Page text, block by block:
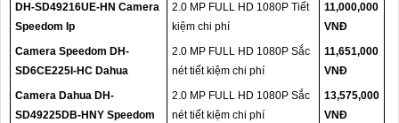
DH-SD49216UE-HN Camera
Speedom Ip
2.0 MP FULL HD 1080P Tiết
kiệm chi phí
11,000,000
VNĐ
Camera Speedom DH-
SD6CE225I-HC Dahua
2.0 MP FULL HD 1080P Sắc
nét tiết kiệm chi phí
11,651,000
VNĐ
Camera Dahua DH-
SD49225DB-HNY Speedom
2.0 MP FULL HD 1080P Sắc
nét tiết kiệm chi phí
13,575,000
VNĐ